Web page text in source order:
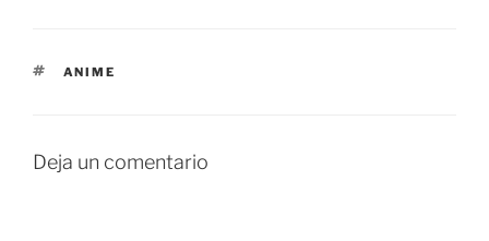
ETIQUETAS
ANIME
Deja un comentario